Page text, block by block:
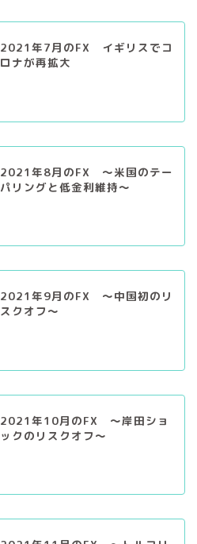
2021年7月のFX イギリスでコ
ロナが再拡大
2021年8月のFX ～米国のテー
パリングと低金利維持～
2021年9月のFX ～中国初のリ
スクオフ～
2021年10月のFX ～岸田ショ
ックのリスクオフ～